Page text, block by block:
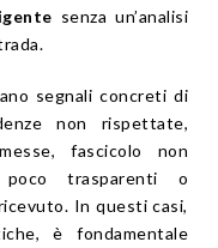
senza un’analisi
segnali concreti di
non rispettate,
fascicolo non
poco trasparenti o
In questi casi,
è fondamentale